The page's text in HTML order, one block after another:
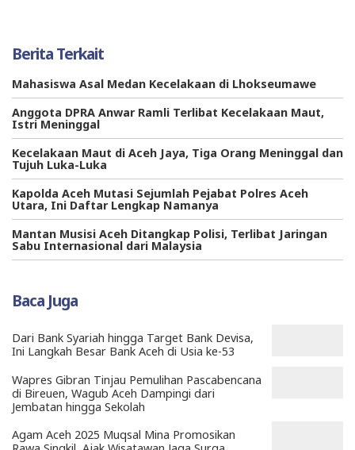
Berita Terkait
Mahasiswa Asal Medan Kecelakaan di Lhokseumawe
Anggota DPRA Anwar Ramli Terlibat Kecelakaan Maut,
Istri Meninggal
Kecelakaan Maut di Aceh Jaya, Tiga Orang Meninggal dan
Tujuh Luka-Luka
Kapolda Aceh Mutasi Sejumlah Pejabat Polres Aceh
Utara, Ini Daftar Lengkap Namanya
Mantan Musisi Aceh Ditangkap Polisi, Terlibat Jaringan
Sabu Internasional dari Malaysia
Baca Juga
Dari Bank Syariah hingga Target Bank Devisa,
Ini Langkah Besar Bank Aceh di Usia ke-53
Wapres Gibran Tinjau Pemulihan Pascabencana
di Bireuen, Wagub Aceh Dampingi dari
Jembatan hingga Sekolah
Agam Aceh 2025 Muqsal Mina Promosikan